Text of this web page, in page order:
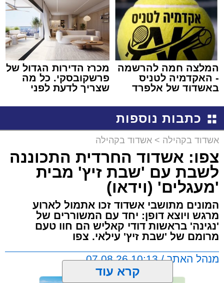
המלצה חמה להרשמה
- האקדמיה לטניס
באשדוד של אלפרד
מכרז הדירות הגדול של
פרשקובסקי. כל מה
שצריך לדעת לפני
באשדוד
כתבות נוספות
אשדוד בקהילה > אשדוד בקהילה
צפו: אשדוד החרדית התכוננה
לשבת עם 'שבת זיץ' מבית
'מעגלים' (וידאו)
המונים מתושבי אשדוד זכו אתמול לארוע
מרגש ויוצא דופן: יחד עם המשוררים של
'נגינה' בראשות דודי קאליש הם חוו טעם
מרומם של 'שבת זיץ' עילאי. צפו
מנהל האתר / 10:13 07.08.26
קרא עוד